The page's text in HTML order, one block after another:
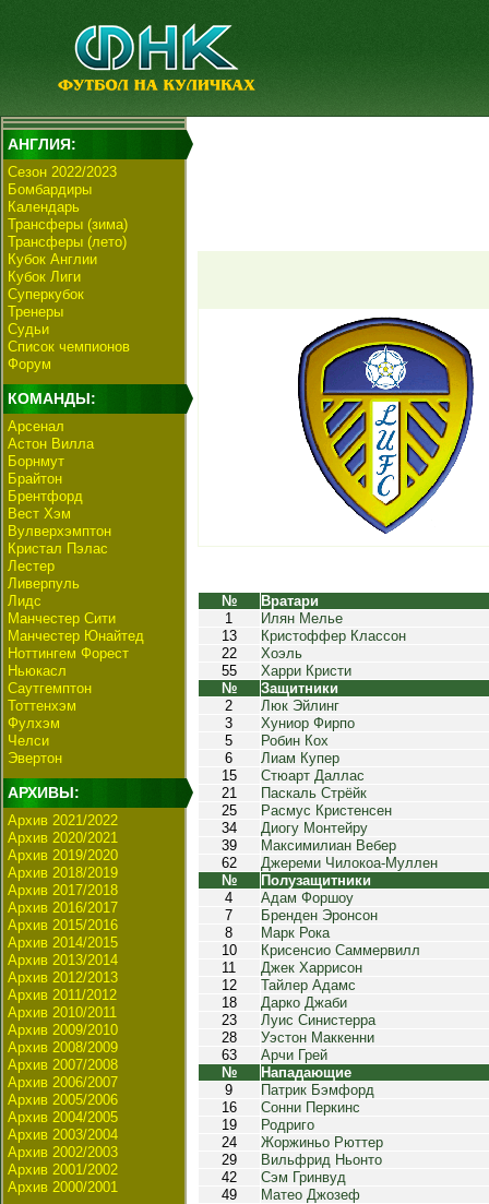
АНГЛИЯ:
Сезон 2022/2023
Бомбардиры
Календарь
Трансферы (зима)
Трансферы (лето)
Кубок Англии
Кубок Лиги
Суперкубок
Тренеры
Судьи
Список чемпионов
Форум
КОМАНДЫ:
Арсенал
Астон Вилла
Борнмут
Брайтон
Брентфорд
Вест Хэм
Вулверхэмптон
Кристал Пэлас
Лестер
Ливерпуль
Лидс
Манчестер Сити
Манчестер Юнайтед
Ноттингем Форест
Ньюкасл
Саутгемптон
Тоттенхэм
Фулхэм
Челси
Эвертон
АРХИВЫ:
Архив 2021/2022
Архив 2020/2021
Архив 2019/2020
Архив 2018/2019
Архив 2017/2018
Архив 2016/2017
Архив 2015/2016
Архив 2014/2015
Архив 2013/2014
Архив 2012/2013
Архив 2011/2012
Архив 2010/2011
Архив 2009/2010
Архив 2008/2009
Архив 2007/2008
Архив 2006/2007
Архив 2005/2006
Архив 2004/2005
Архив 2003/2004
Архив 2002/2003
Архив 2001/2002
Архив 2000/2001
№
Вратари
1
Илян Мелье
13
Кристоффер Классон
22
Хоэль
55
Харри Кристи
№
Защитники
2
Люк Эйлинг
3
Хуниор Фирпо
5
Робин Кох
6
Лиам Купер
15
Стюарт Даллас
21
Паскаль Стрёйк
25
Расмус Кристенсен
34
Диогу Монтейру
39
Максимилиан Вебер
62
Джереми Чилокоа-Муллен
№
Полузащитники
4
Адам Форшоу
7
Бренден Эронсон
8
Марк Рока
10
Крисенсио Саммервилл
11
Джек Харрисон
12
Тайлер Адамс
18
Дарко Джаби
23
Луис Синистерра
28
Уэстон Маккенни
63
Арчи Грей
№
Нападающие
9
Патрик Бэмфорд
16
Сонни Перкинс
19
Родриго
24
Жоржиньо Рюттер
29
Вильфрид Ньонто
42
Сэм Гринвуд
49
Матео Джозеф